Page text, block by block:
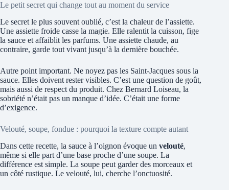
Le petit secret qui change tout au moment du service
Le secret le plus souvent oublié, c’est la chaleur de l’assiette.
Une assiette froide casse la magie. Elle ralentit la cuisson, fige
la sauce et affaiblit les parfums. Une assiette chaude, au
contraire, garde tout vivant jusqu’à la dernière bouchée.
Autre point important. Ne noyez pas les Saint-Jacques sous la
sauce. Elles doivent rester visibles. C’est une question de goût,
mais aussi de respect du produit. Chez Bernard Loiseau, la
sobriété n’était pas un manque d’idée. C’était une forme
d’exigence.
Velouté, soupe, fondue : pourquoi la texture compte autant
Dans cette recette, la sauce à l’oignon évoque un velouté,
même si elle part d’une base proche d’une soupe. La
différence est simple. La soupe peut garder des morceaux et
un côté rustique. Le velouté, lui, cherche l’onctuosité.